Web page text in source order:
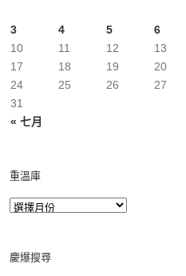
« 七月
3
4 5 6
10
11 12 13
17
18 19 20
24
25 26 27
31
重溫庫
慶爆搜尋